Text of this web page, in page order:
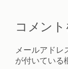
コメン
メールアドレ
が付いている